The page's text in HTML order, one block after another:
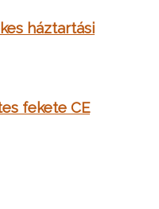
háztartási
fekete CE